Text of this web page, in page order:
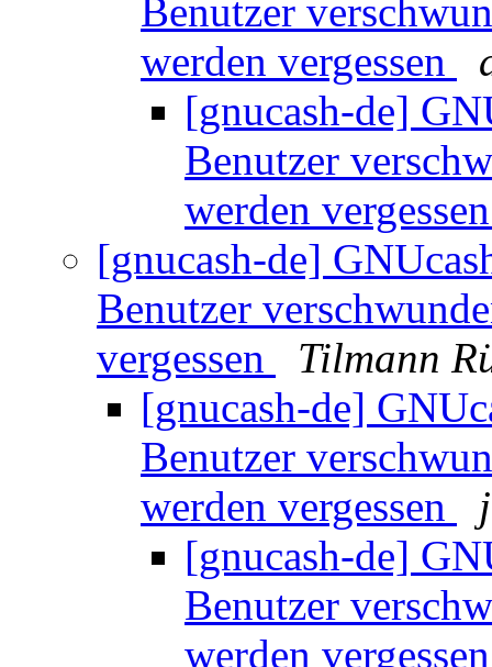
Benutzer
werden vergessen
[gnucash-de]
Benutzer
werden
[gnucash-de]
Benutzer
vergessen
Tilmann
[gnucash-de]
Benutzer
werden vergessen
[gnucash-de]
Benutzer
werden